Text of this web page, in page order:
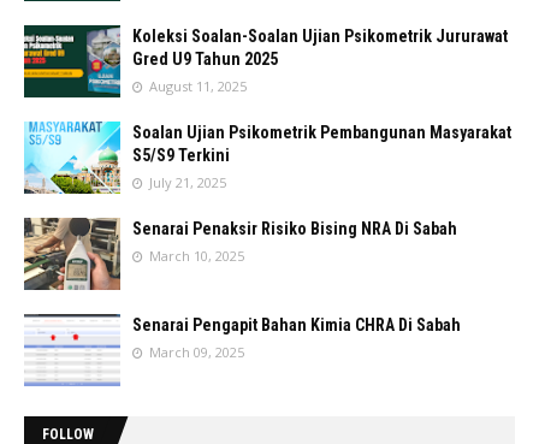
Koleksi Soalan-Soalan Ujian Psikometrik Jururawat
Gred U9 Tahun 2025
August 11, 2025
Soalan Ujian Psikometrik Pembangunan Masyarakat
S5/S9 Terkini
July 21, 2025
Senarai Penaksir Risiko Bising NRA Di Sabah
March 10, 2025
Senarai Pengapit Bahan Kimia CHRA Di Sabah
March 09, 2025
FOLLOW